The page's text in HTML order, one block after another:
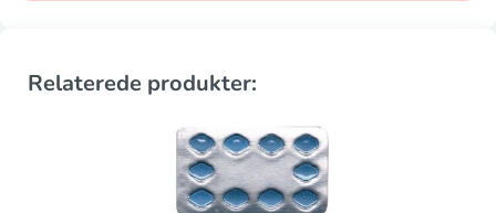
Relaterede produkter: